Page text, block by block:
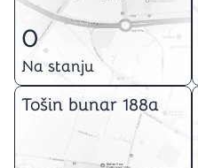
0
Na stanju
Tošin bunar 188a